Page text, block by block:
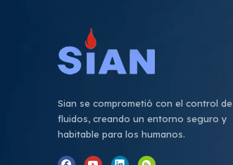
Sian se comprometió con el control de
fluidos, creando un entorno seguro y
habitable para los humanos.